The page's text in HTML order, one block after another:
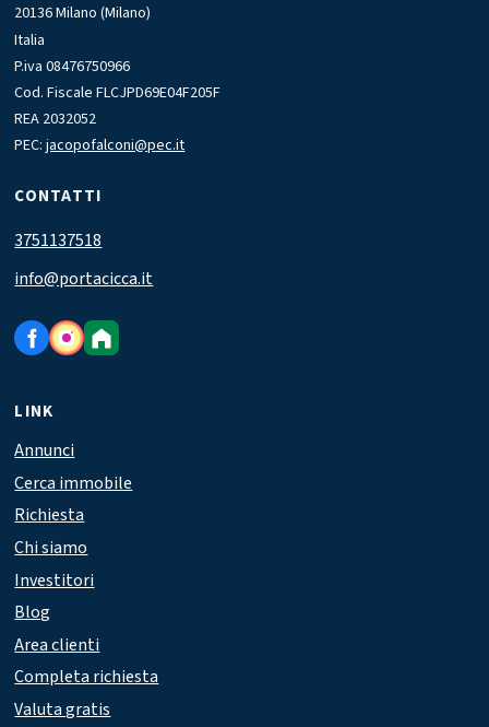
20136 Milano (Milano)
Italia
P.iva 08476750966
Cod. Fiscale FLCJPD69E04F205F
REA 2032052
PEC:jacopofalconi@pec.it
CONTATTI
3751137518
info@portacicca.it
LINK
Annunci
Cerca immobile
Richiesta
Chi siamo
Investitori
Blog
Area clienti
Completa richiesta
Valuta gratis